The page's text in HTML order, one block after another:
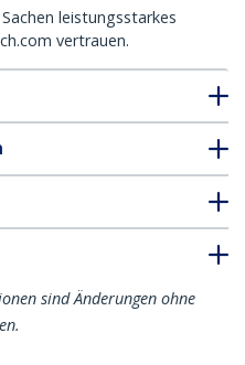
leistungsstarkes
vertrauen.
sind Änderungen ohne